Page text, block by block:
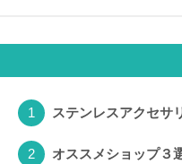
ステンレスアクセサ
オススメショップ３